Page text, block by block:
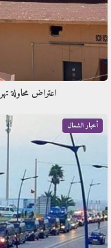
اعتراض محاولة
أخبار الشمال